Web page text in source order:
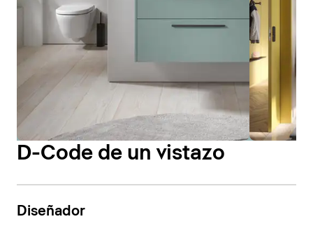
D-Code de un vistazo
Diseñador